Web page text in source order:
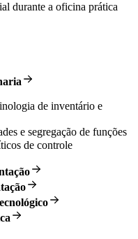
durante a oficina prática
de inventário e
e segregação de funções
de controle